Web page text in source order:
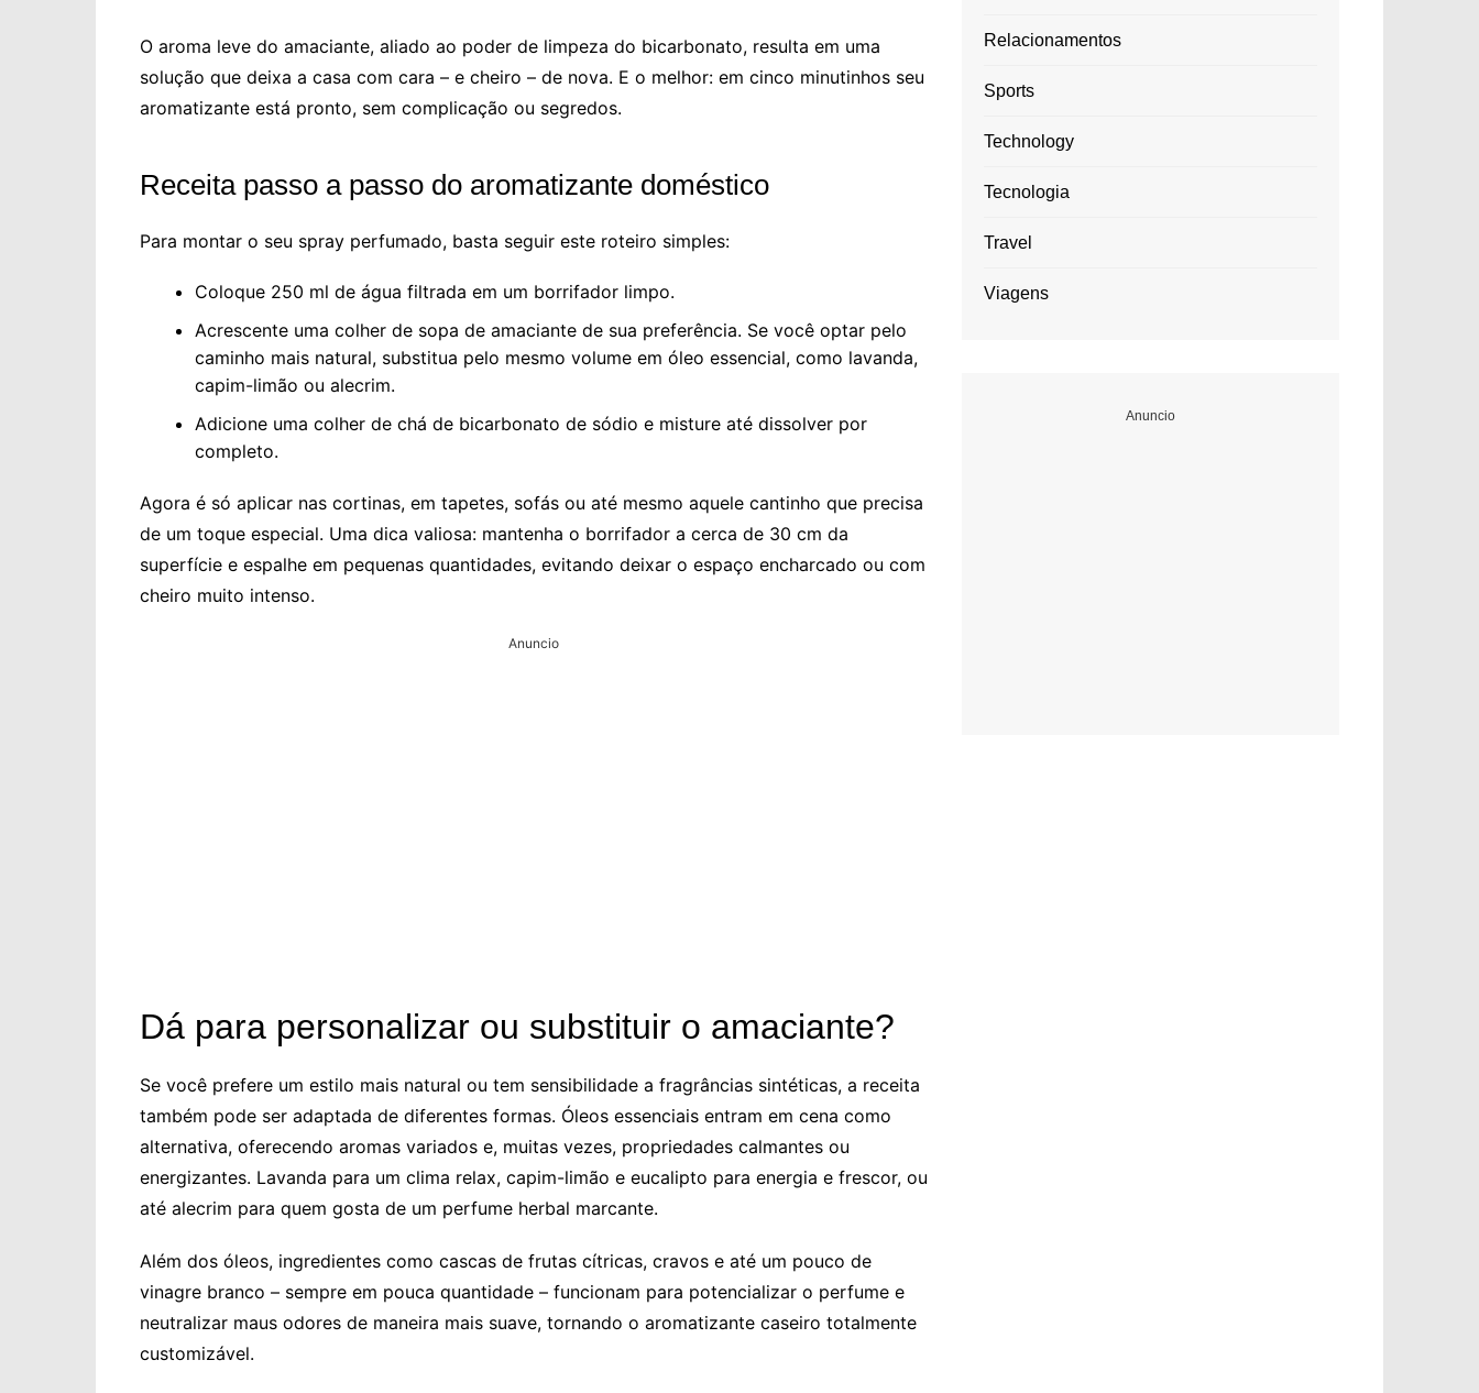
O aroma leve do amaciante, aliado ao poder de limpeza do bicarbonato, resulta em uma
solução que deixa a casa com cara – e cheiro – de nova. E o melhor: em cinco minutinhos seu
aromatizante está pronto, sem complicação ou segredos.
Receita passo a passo do aromatizante doméstico
Para montar o seu spray perfumado, basta seguir este roteiro simples:
Coloque 250 ml de água filtrada em um borrifador limpo.
Acrescente uma colher de sopa de amaciante de sua preferência. Se você optar pelo
caminho mais natural, substitua pelo mesmo volume em óleo essencial, como lavanda,
capim-limão ou alecrim.
Adicione uma colher de chá de bicarbonato de sódio e misture até dissolver por
completo.
Agora é só aplicar nas cortinas, em tapetes, sofás ou até mesmo aquele cantinho que precisa
de um toque especial. Uma dica valiosa: mantenha o borrifador a cerca de 30 cm da
superfície e espalhe em pequenas quantidades, evitando deixar o espaço encharcado ou com
cheiro muito intenso.
Anuncio
Dá para personalizar ou substituir o amaciante?
Se você prefere um estilo mais natural ou tem sensibilidade a fragrâncias sintéticas, a receita
também pode ser adaptada de diferentes formas. Óleos essenciais entram em cena como
alternativa, oferecendo aromas variados e, muitas vezes, propriedades calmantes ou
energizantes. Lavanda para um clima relax, capim-limão e eucalipto para energia e frescor, ou
até alecrim para quem gosta de um perfume herbal marcante.
Além dos óleos, ingredientes como cascas de frutas cítricas, cravos e até um pouco de
vinagre branco – sempre em pouca quantidade – funcionam para potencializar o perfume e
neutralizar maus odores de maneira mais suave, tornando o aromatizante caseiro totalmente
customizável.
Relacionamentos
Sports
Technology
Tecnologia
Travel
Viagens
Anuncio